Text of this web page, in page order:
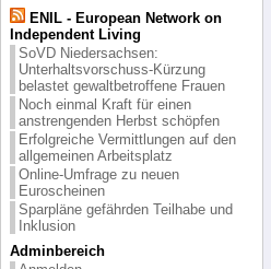
ENIL - European Network on
Independent Living
SoVD Niedersachsen:
Unterhaltsvorschuss-Kürzung
belastet gewaltbetroffene Frauen
Noch einmal Kraft für einen
anstrengenden Herbst schöpfen
Erfolgreiche Vermittlungen auf den
allgemeinen Arbeitsplatz
Online-Umfrage zu neuen
Euroscheinen
Sparpläne gefährden Teilhabe und
Inklusion
Adminbereich